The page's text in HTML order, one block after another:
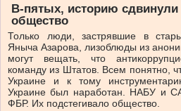
В-пятых, историю сдвинули
общество
Только люди, застрявшие в
Яныча Азарова, лизоблюды из
могут вещать, что
команду из Штатов. Всем понятно,
Украине и к тому
Украине был наработан. НАБУ и
ФБР. Их подстегивало общество.